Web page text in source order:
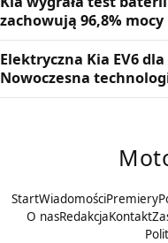
zachowują 96,8% mocy
Elektryczna Kia EV6
Nowoczesna
StartWiadomościPremiery
O nasRedakcjaKontakt